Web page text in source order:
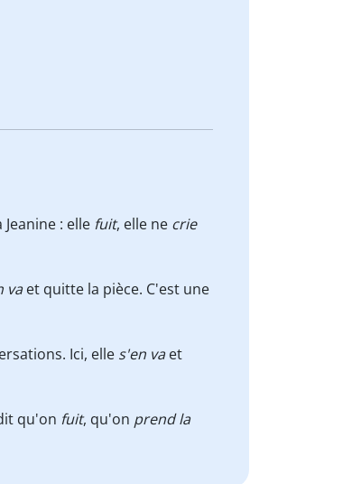
: elle fuit, elle ne crie
vaet quitte la pièce. C'est une
Ici, elle s'en vaet
qu'on fuit, qu'on prend la